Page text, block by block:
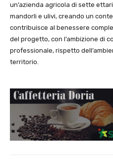
un’azienda agricola di sette
mandorli e ulivi, creando un
contribuisce al benessere
del progetto, con l’ambizione di
professionale, rispetto
territorio.